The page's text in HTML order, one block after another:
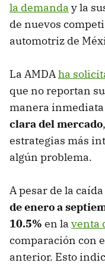
la demanda y la
de nuevos
automotriz de
La AMDAha
que no reportan
manera
clara del mercado
estrategias más
algún problema.
A pesar de la
de enero a
10.5% en la venta
comparación con
anterior. Esto